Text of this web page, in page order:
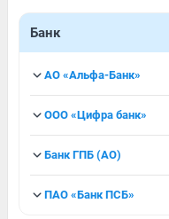
Банк
АО «Альфа-Банк»
ООО «Цифра банк»
Банк ГПБ (АО)
ПАО «Банк ПСБ»